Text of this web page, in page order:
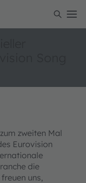
zweiten Mal
Eurovision
die
uns,